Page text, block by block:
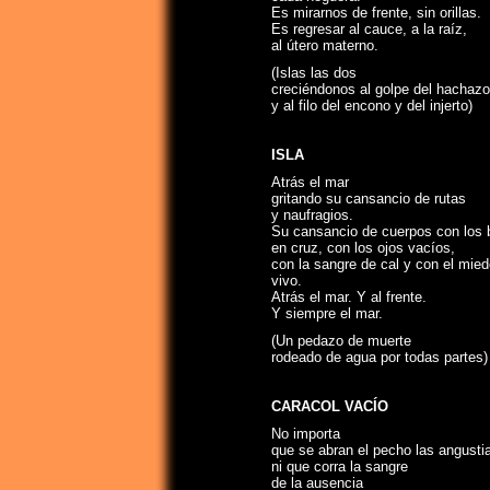
Es mirarnos de frente, sin orillas.
Es regresar al cauce, a la raíz,
al útero materno.
(Islas las dos
creciéndonos al golpe del hachazo
y al filo del encono y del injerto)
ISLA
Atrás el mar
gritando su cansancio de rutas
y naufragios.
Su cansancio de cuerpos con los
en cruz, con los ojos vacíos,
con la sangre de cal y con el
vivo.
Atrás el mar. Y al frente.
Y siempre el mar.
(Un pedazo de muerte
rodeado de agua por todas partes)
CARACOL VACÍO
No importa
que se abran el pecho las
ni que corra la sangre
de la ausencia